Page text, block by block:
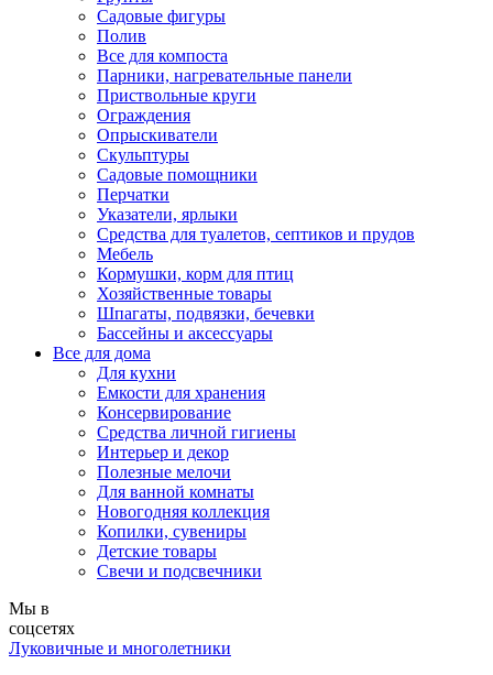
Садовые фигуры
Полив
Все для компоста
Парники, нагревательные панели
Приствольные круги
Ограждения
Опрыскиватели
Скульптуры
Садовые помощники
Перчатки
Указатели, ярлыки
Средства для туалетов, септиков и прудов
Мебель
Кормушки, корм для птиц
Хозяйственные товары
Шпагаты, подвязки, бечевки
Бассейны и аксессуары
Все для дома
Для кухни
Емкости для хранения
Консервирование
Средства личной гигиены
Интерьер и декор
Полезные мелочи
Для ванной комнаты
Новогодняя коллекция
Копилки, сувениры
Детские товары
Свечи и подсвечники
Мы в
соцсетях
Луковичные и многолетники